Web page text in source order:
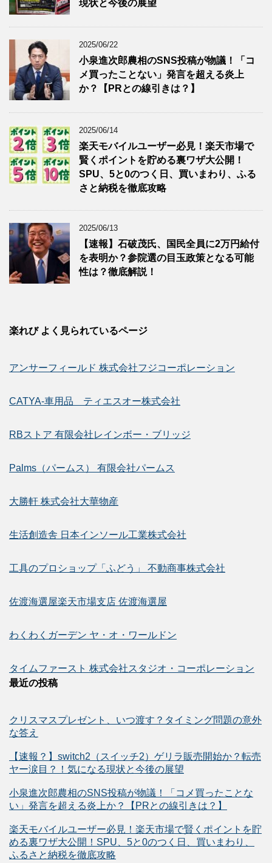
現状と今後の展望
2025/06/22
小泉進次郎農相のSNS投稿が物議！「コ
メ買ったことない」発言を超える炎上
か？【PRとの線引きは？】
2025/06/14
楽天モバイルユーザー必見！楽天市場で
賢くポイントを貯める裏ワザ大公開！
SPU、5と0のつく日、買いまわり、ふる
さと納税を徹底攻略
2025/06/13
【速報】石破茂氏、国民全員に2万円給付
を表明か？参院選の目玉政策となる可能
性は？徹底解説！
楽れび よく見られているページ
アンサーフィールド 株式会社フジコーポレーション
CATYA-車用品 ティエスオー株式会社
RBストア 有限会社レインボー・ブリッジ
Palms（パームス） 有限会社パームス
大勝軒 株式会社大華物産
生活創造舎 日本インソール工業株式会社
工具のプロショップ「ふどう」 不動商事株式会社
佐渡海選屋楽天市場支店 佐渡海選屋
わくわくガーデン ヤ・オ・ワールドン
タイムファースト 株式会社スタジオ・コーポレーション
最近の投稿
クリスマスプレゼント、いつ渡す？タイミング問題の意外
な答え
【速報？】switch2（スイッチ2）ゲリラ販売開始か？転売
ヤー涙目？！気になる現状と今後の展望
小泉進次郎農相のSNS投稿が物議！「コメ買ったことな
い」発言を超える炎上か？【PRとの線引きは？】
楽天モバイルユーザー必見！楽天市場で賢くポイントを貯
める裏ワザ大公開！SPU、5と0のつく日、買いまわり、
ふるさと納税を徹底攻略